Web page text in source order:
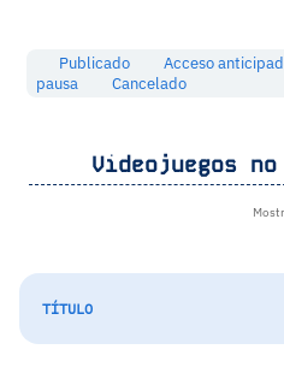
Publicado Acceso
pausa
Cancelado
Videojuegos
TÍTULO